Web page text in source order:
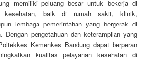
memiliki peluang besar untuk bekerja di
kesehatan, baik di rumah sakit, klinik,
lembaga pemerintahan yang bergerak di
Dengan pengetahuan dan keterampilan yang
Kemenkes Bandung dapat berperan
kualitas pelayanan kesehatan di